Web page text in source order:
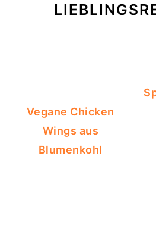
Vegane Chicken
Wings aus
Blumenkohl